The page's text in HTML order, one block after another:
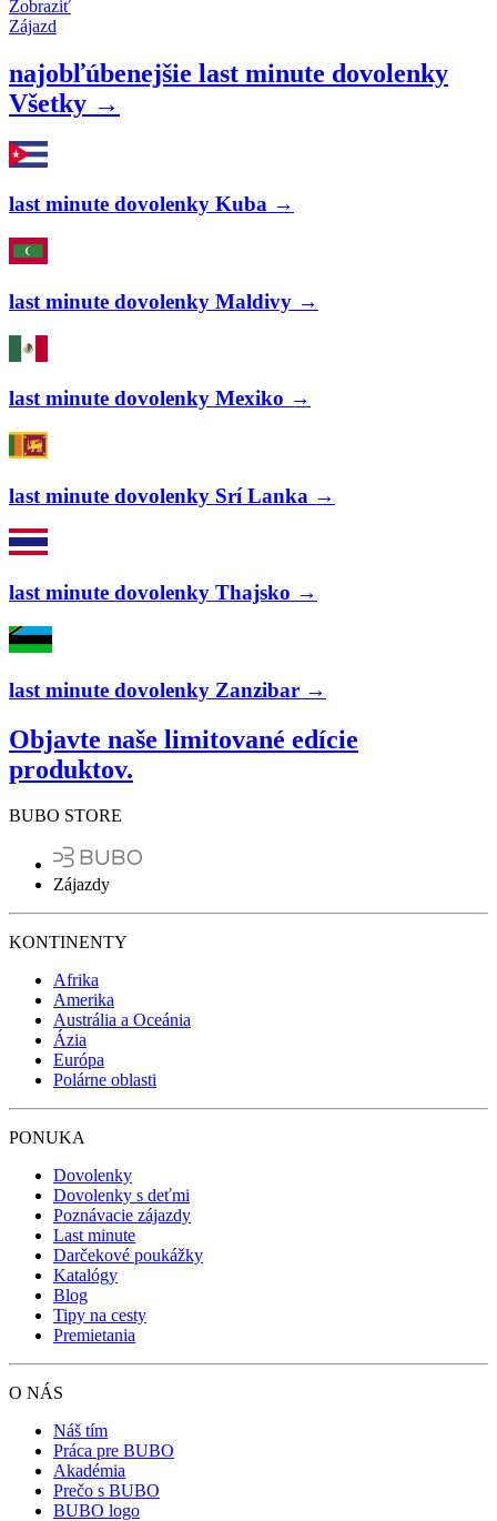
Zobraziť
Zájazd
najobľúbenejšie last minute dovolenky
Všetky →
last minute dovolenky Kuba →
last minute dovolenky Maldivy →
last minute dovolenky Mexiko →
last minute dovolenky Srí Lanka →
last minute dovolenky Thajsko →
last minute dovolenky Zanzibar →
Objavte naše limitované edície
produktov.
BUBO STORE
Zájazdy
KONTINENTY
Afrika
Amerika
Austrália a Oceánia
Ázia
Európa
Polárne oblasti
PONUKA
Dovolenky
Dovolenky s deťmi
Poznávacie zájazdy
Last minute
Darčekové poukážky
Katalógy
Blog
Tipy na cesty
Premietania
O NÁS
Náš tím
Práca pre BUBO
Akadémia
Prečo s BUBO
BUBO logo